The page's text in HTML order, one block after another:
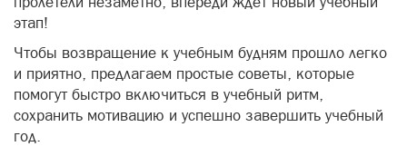
этап!
Чтобы возвращение к учебным будням прошло легко
и приятно, предлагаем простые советы, которые
помогут быстро включиться в учебный ритм,
сохранить мотивацию и успешно завершить учебный
год.